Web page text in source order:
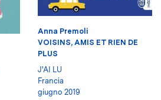
Anna Premoli
VOISINS, AMIS ET RIEN DE
PLUS
J'AI LU
Francia
giugno 2019